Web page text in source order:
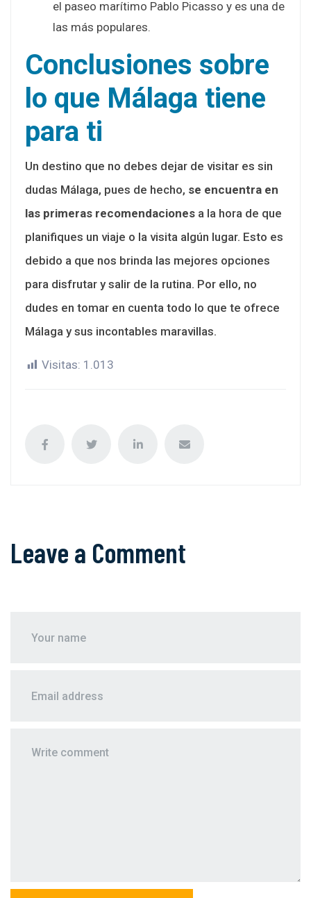
el paseo marítimo Pablo Picasso y es una de
las más populares.
Conclusiones sobre
lo que Málaga tiene
para ti
Un destino que no debes dejar de visitar es sin
dudas Málaga, pues de hecho, se encuentra en
las primeras recomendaciones a la hora de que
planifiques un viaje o la visita algún lugar. Esto es
debido a que nos brinda las mejores opciones
para disfrutar y salir de la rutina. Por ello, no
dudes en tomar en cuenta todo lo que te ofrece
Málaga y sus incontables maravillas.
Visitas: 1.013
Leave a Comment